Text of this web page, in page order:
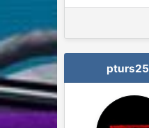
pturs25